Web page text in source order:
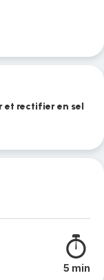
et rectifier en sel
5 min